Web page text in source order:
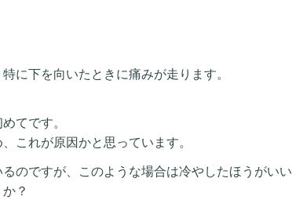
に下を向いたときに痛みが走ります。
てです。
これが原因かと思っています。
のですが、このような場合は冷やしたほうがいい
？